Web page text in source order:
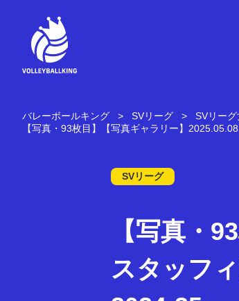
バレーボールキング SVリーグ SVリーグ
【写真・93枚目】【写真ギャラリー】
SVリーグ
【写真・
スタッフ